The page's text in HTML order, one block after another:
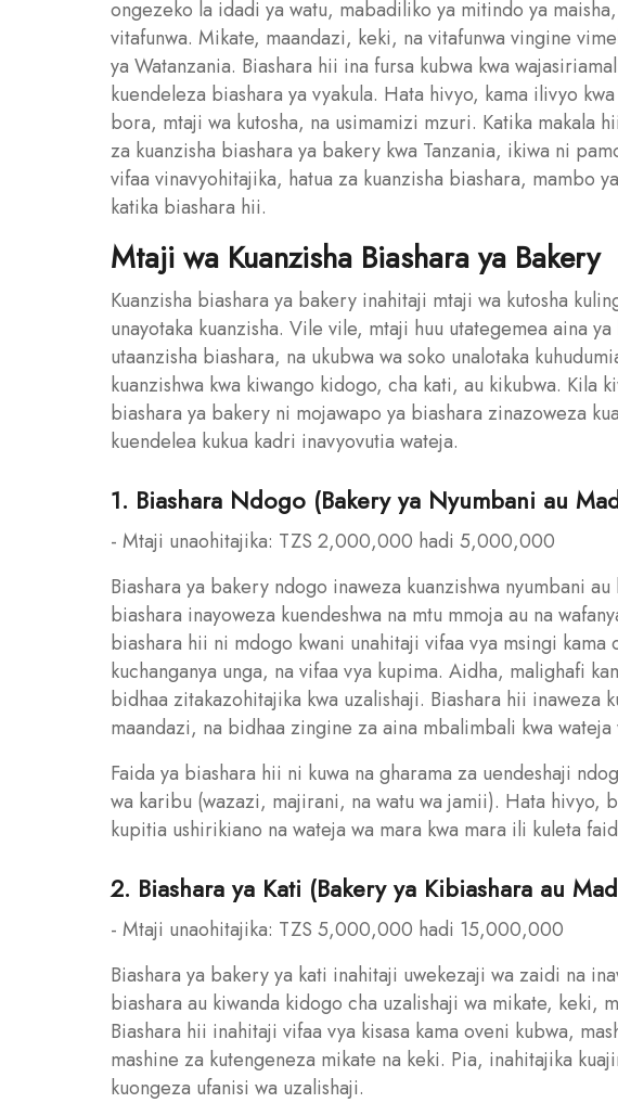
ongezeko la idadi ya watu, mabadiliko ya mitindo ya
vitafunwa. Mikate, maandazi, keki, na vitafunwa vingine
ya Watanzania. Biashara hii ina fursa kubwa kwa
kuendeleza biashara ya vyakula. Hata hivyo, kama ilivyo
bora, mtaji wa kutosha, na usimamizi mzuri. Katika makala
za kuanzisha biashara ya bakery kwa Tanzania, ikiwa ni
vifaa vinavyohitajika, hatua za kuanzisha biashara, mambo
katika biashara hii.
Mtaji wa Kuanzisha Biashara ya Bakery
Kuanzisha biashara ya bakery inahitaji mtaji wa kutosha
unayotaka kuanzisha. Vile vile, mtaji huu utategemea aina
utaanzisha biashara, na ukubwa wa soko unalotaka
kuanzishwa kwa kiwango kidogo, cha kati, au kikubwa. Kila
biashara ya bakery ni mojawapo ya biashara zinazoweza
kuendelea kukua kadri inavyovutia wateja.
1. Biashara Ndogo (Bakery ya Nyumbani au
- Mtaji unaohitajika: TZS 2,000,000 hadi 5,000,000
Biashara ya bakery ndogo inaweza kuanzishwa nyumbani
biashara inayoweza kuendeshwa na mtu mmoja au na
biashara hii ni mdogo kwani unahitaji vifaa vya msingi kama
kuchanganya unga, na vifaa vya kupima. Aidha, malighafi
bidhaa zitakazohitajika kwa uzalishaji. Biashara hii inaweza
maandazi, na bidhaa zingine za aina mbalimbali kwa
Faida ya biashara hii ni kuwa na gharama za uendeshaji
wa karibu (wazazi, majirani, na watu wa jamii). Hata hivyo,
kupitia ushirikiano na wateja wa mara kwa mara ili kuleta
2. Biashara ya Kati (Bakery ya Kibiashara au
- Mtaji unaohitajika: TZS 5,000,000 hadi 15,000,000
Biashara ya bakery ya kati inahitaji uwekezaji wa zaidi na
biashara au kiwanda kidogo cha uzalishaji wa mikate, keki,
Biashara hii inahitaji vifaa vya kisasa kama oveni kubwa,
mashine za kutengeneza mikate na keki. Pia, inahitajika
kuongeza ufanisi wa uzalishaji.